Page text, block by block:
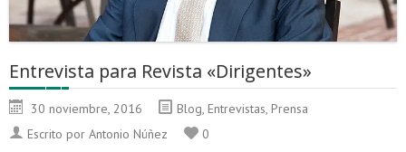
Entrevista para Revista «Dirigentes»
30 noviembre, 2016 Blog, Entrevistas, Prensa
Escrito por Antonio Núñez
0